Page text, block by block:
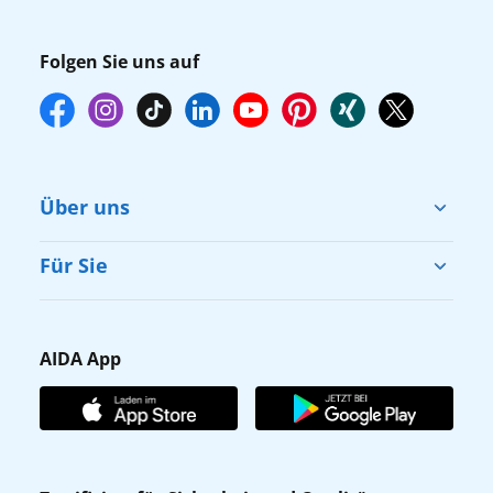
Folgen Sie uns auf
Über uns
Cruise & Help
Karriere
Affiliateprogramm
Für Sie
Gästefragebogen
AIDA Club
AIDA App